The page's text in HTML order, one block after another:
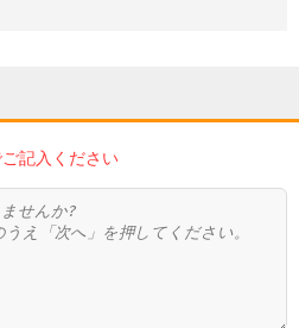
記入ください